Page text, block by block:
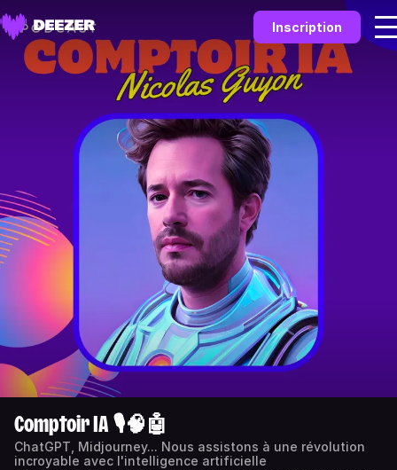
Inscription
Comptoir IA 🎙️🧠🤖
ChatGPT, Midjourney... Nous assistons à une révolution
incroyable avec l'intelligence artificielle